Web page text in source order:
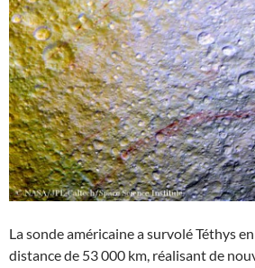
La sonde américaine a survolé Téthys
distance de 53 000 km, réalisant de